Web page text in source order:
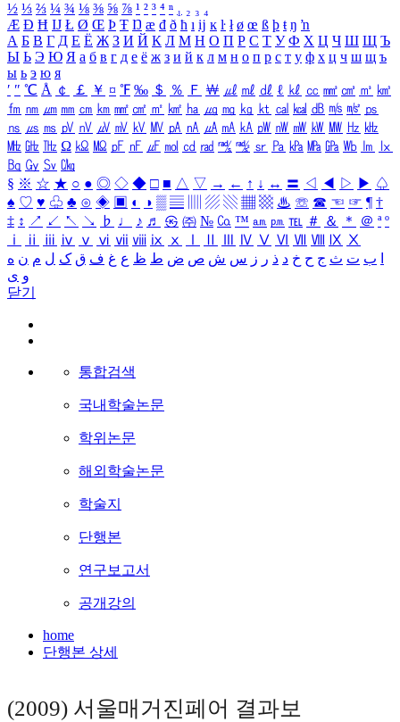
½ ⅓ ⅔ ¼ ¾ ⅛ ⅜ ⅝ ⅞ ¹ ² ³ ⁴ ⁿ ₁ ₂ ₃ ₄
Æ Ð Ħ Ĳ Ł Ø Œ Þ Ŧ Ŋ æ đ ð ħ ı ĳ ĸ ŀ ł ø œ ß þ ŧ ŋ ŉ
А Б В Г Д Е Ё Ж З И Й К Л М Н О П Р С Т У Ф Х Ц Ч Ш Щ Ъ
Ы Ь Э Ю Я а б в г д е ё ж з и й к л м н о п р с т у ф х ц ч ш щ ъ
ы ь э ю я
′ ″ ℃ Å ￠ ￡ ￥ ¤ ℉ ‰ ＄ ％ Ｆ ￦ ㎕ ㎖ ㎗ ℓ ㎘ ㏄ ㎣ ㎤ ㎥ ㎦
㎙ ㎚ ㎛ ㎜ ㎝ ㎞ ㎟ ㎠ ㎡ ㎢ ㏊ ㎍ ㎎ ㎏ ㏏ ㎈ ㎉ ㏈ ㎧ ㎨ ㎰
㎱ ㎲ ㎳ ㎴ ㎵ ㎶ ㎷ ㎸ ㎹ ㎀ ㎁ ㎂ ㎃ ㎄ ㎺ ㎻ ㎽ ㎾ ㎿ ㎐ ㎑
㎒ ㎓ ㎔ Ω ㏀ ㏁ ㎊ ㎋ ㎌ ㏖ ㏅ ㎭ ㎮ ㎯ ㏛ ㎩ ㎪ ㎫ ㎬ ㏝ ㏐
㏓
㏃ ㏉ ㏜ ㏆
§ ※ ☆ ★ ○ ● ◎ ◇ ◆ □ ■ △ ▽ → ← ↑ ↓ ↔ 〓 ◁ ◀ ▷ ▶ ♤
♠ ♡ ♥ ♧ ♣ ⊙ ◈ ▣ ◐ ◑ ▒ ▤ ▨ ▧ ▦ ▩ ♨ ☏ ☎ ☜ ☞ ¶ †
‡ ↕ ↗ ↙ ↖ ↘ ♭ ♩ ♪ ♬ ㉿ ㈜ № ㏇ ™ ㏂ ㏘ ℡ ＃ ＆ ＊ ＠ ª º
ⅰ
ⅱ ⅲ ⅳ ⅴ ⅵ ⅶ ⅷ ⅸ ⅹ Ⅳ Ⅴ Ⅵ Ⅶ Ⅷ Ⅸ Ⅹ
ب ت ث ج ح خ د ذ ر ز س ش ص ض ط ظ ع غ ف ق ک ل م ن ه
و ی
닫기
통합검색
국내학술논문
학위논문
해외학술논문
학술지
단행본
연구보고서
공개강의
home
단행본 상세
(2009) 서울매거진페어 결과보